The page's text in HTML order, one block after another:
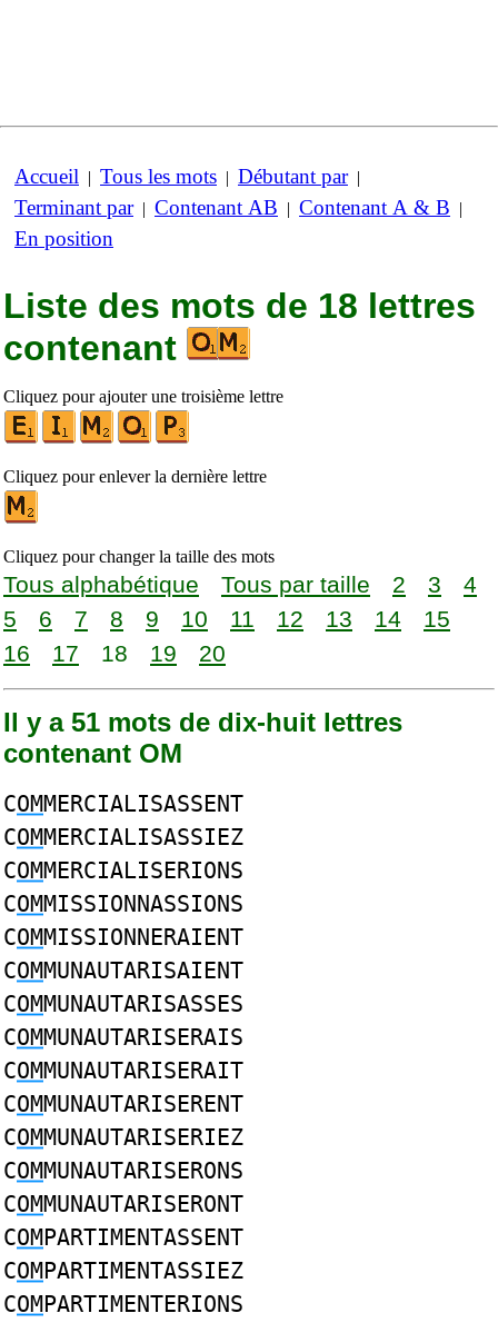
Accueil | Tous les mots | Débutant par|
Terminant par| Contenant AB | Contenant A & B |
En position
Liste des mots de 18 lettres
contenant
Cliquez pour ajouter une troisième lettre
Cliquez pour enlever la dernière lettre
Cliquez pour changer la taille des mots
Tous alphabétique Tous par taille 2 3
4
5
6 7 8 9 10 11 12 13 14
15
16
17 18 19 20
Il y a 51 mots de dix-huit lettres
contenant OM
COMMERCIALISASSENT
COMMERCIALISASSIEZ
COMMERCIALISERIONS
COMMISSIONNASSIONS
COMMISSIONNERAIENT
COMMUNAUTARISAIENT
COMMUNAUTARISASSES
COMMUNAUTARISERAIS
COMMUNAUTARISERAIT
COMMUNAUTARISERENT
COMMUNAUTARISERIEZ
COMMUNAUTARISERONS
COMMUNAUTARISERONT
COMPARTIMENTASSENT
COMPARTIMENTASSIEZ
COMPARTIMENTERIONS